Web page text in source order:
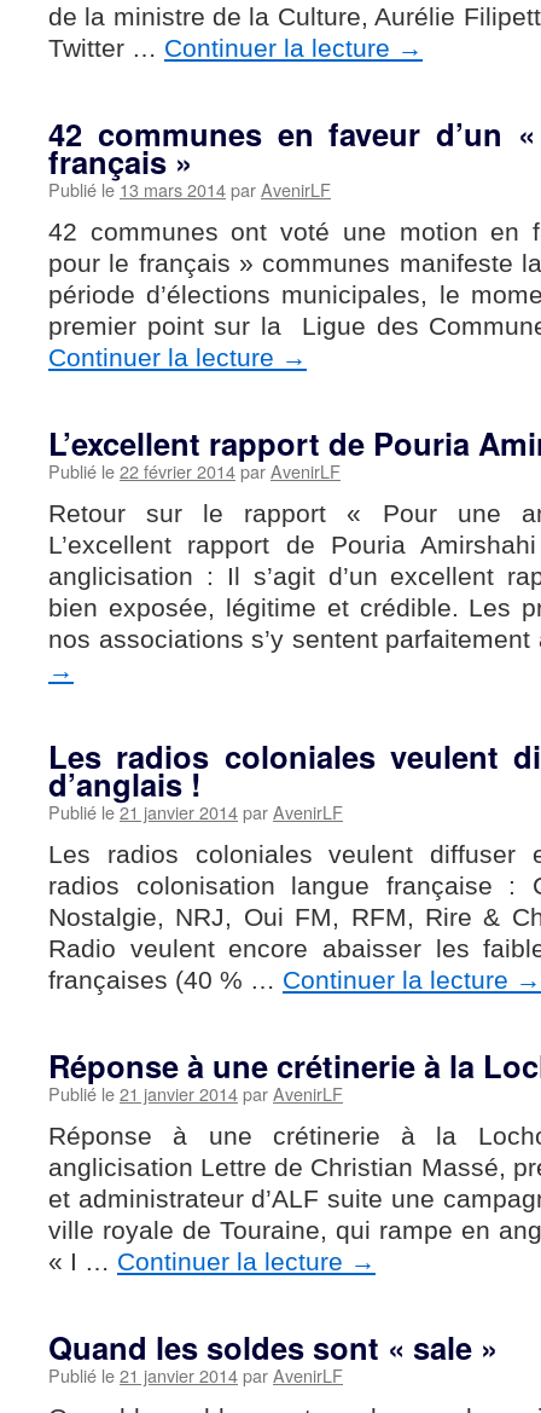
de la ministre de la Culture, Aurélie
Twitter … Continuer la lecture →
42 communes en faveur d’un
français »
Publié le 13 mars 2014parAvenirLF
42 communes ont voté une motion en
pour le français » communes manifeste
période d’élections municipales, le
premier point sur la Ligue des
Continuer la lecture →
L’excellent rapport de Pouria
Publié le22 février 2014parAvenirLF
Retour sur le rapport « Pour une
L’excellent rapport de Pouria
anglicisation : Il s’agit d’un excellent
bien exposée, légitime et crédible. Les
nos associations s’y sentent
→
Les radios coloniales veulent
d’anglais !
Publié le21 janvier 2014parAvenirLF
Les radios coloniales veulent diffuser
radios colonisation langue française :
Nostalgie, NRJ, Oui FM, RFM, Rire &
Radio veulent encore abaisser les
françaises (40 % … Continuer la lecture →
Réponse à une crétinerie à la
Publié le21 janvier 2014parAvenirLF
Réponse à une crétinerie à la
anglicisation Lettre de Christian Massé,
et administrateur d’ALF suite une
ville royale de Touraine, qui rampe en
« I … Continuer la lecture →
Quand les soldes sont « sale »
Publié le21 janvier 2014parAvenirLF